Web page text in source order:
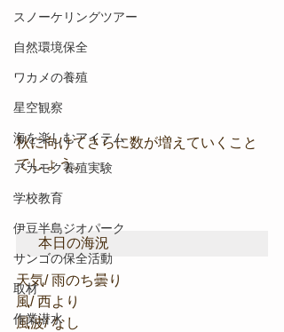
スノーケリングツアー
自然環境保全
ワカメの養殖
星空観察
海を楽しむアイテム
アカモク養殖実験
学校教育
伊豆半島ジオパーク
サンゴの保全活動
取材
作業潜水
秋に向けてさらに数が増えていくこと
でしょう。
本日の海況
天気/ 雨のち曇り
風/ 西より
風波/ なし